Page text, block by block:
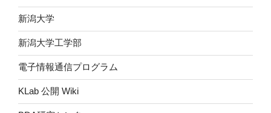
新潟大学
新潟大学工学部
電子情報通信プログラム
KLab 公開 Wiki